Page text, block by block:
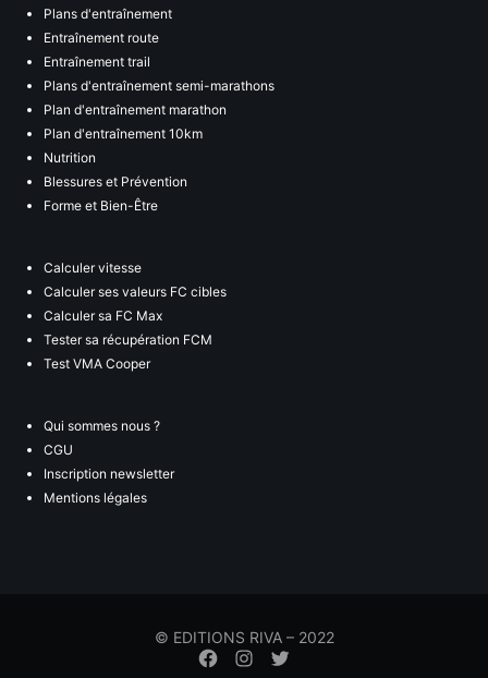
Plans d'entraînement
Entraînement route
Entraînement trail
Plans d'entraînement semi-marathons
Plan d'entraînement marathon
Plan d'entraînement 10km
Nutrition
Blessures et Prévention
Forme et Bien-Être
Calculer vitesse
Calculer ses valeurs FC cibles
Calculer sa FC Max
Tester sa récupération FCM
Test VMA Cooper
Qui sommes nous ?
CGU
Inscription newsletter
Mentions légales
© EDITIONS RIVA – 2022
Élément